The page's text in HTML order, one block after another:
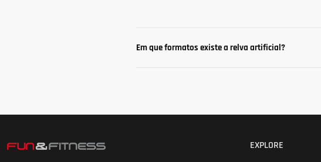
Em que formatos existe a relva artificial?
EXPLORE